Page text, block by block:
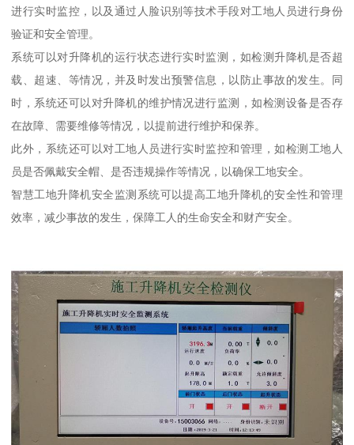
进行实时监控，以及通过人脸识别等技术手段对工地人员进行身份
验证和安全管理。
系统可以对升降机的运行状态进行实时监测，如检测升降机是否超
载、超速、等情况，并及时发出预警信息，以防止事故的发生。同
时，系统还可以对升降机的维护情况进行监测，如检测设备是否存
在故障、需要维修等情况，以提前进行维护和保养。
此外，系统还可以对工地人员进行实时监控和管理，如检测工地人
员是否佩戴安全帽、是否违规操作等情况，以确保工地安全。
智慧工地升降机安全监测系统可以提高工地升降机的安全性和管理
效率，减少事故的发生，保障工人的生命安全和财产安全。